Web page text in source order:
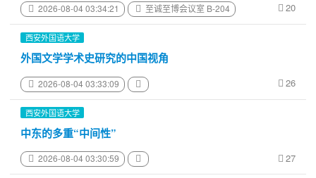
2026-08-04 03:34:21 至诚至博会议室 B-204 20
西安外国语大学
外国文学学术史研究的中国视角
2026-08-04 03:33:09 26
西安外国语大学
中东的多重“中间性”
2026-08-04 03:30:59 27